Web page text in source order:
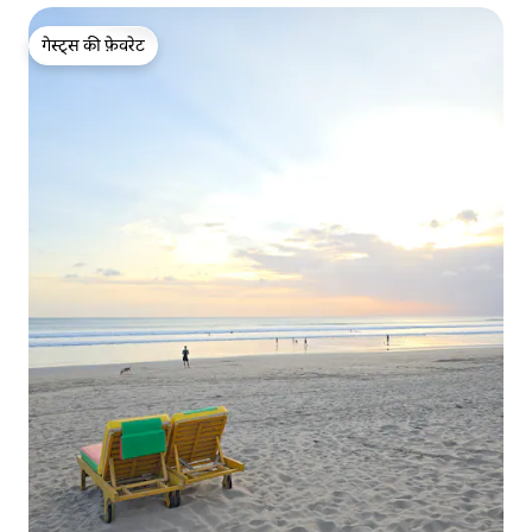
गेस्ट्स की फ़ेवरेट
गेस्ट्स की फ़ेवरेट